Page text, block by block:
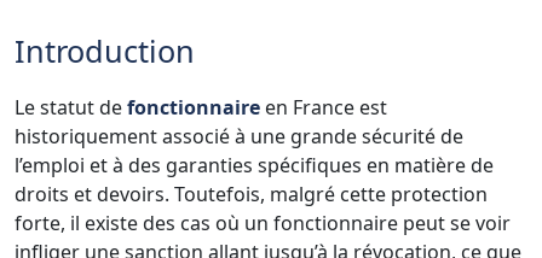
Introduction
Le statut defonctionnaire en France est
historiquement associé à une grande sécurité de
l’emploi et à des garanties spécifiques en matière de
droits et devoirs. Toutefois, malgré cette protection
forte, il existe des cas où un fonctionnaire peut se voir
infliger une sanction allant jusqu’à la révocation, ce que